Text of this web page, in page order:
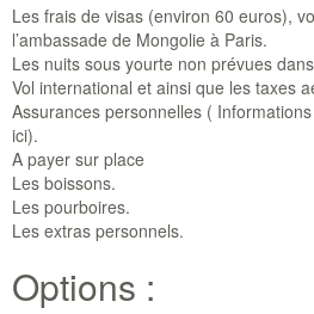
Les frais de visas (environ 60 euros),
l’ambassade de Mongolie à Paris.
Les nuits sous yourte non prévues
Vol international et ainsi que les taxes
Assurances personnelles (
ici).
A payer sur place
Les boissons.
Les pourboires.
Les extras personnels.
Options :